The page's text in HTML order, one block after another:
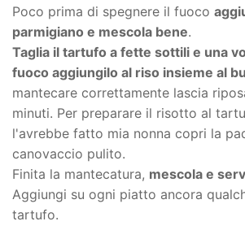
Poco prima di spegnere il fuoco
parmigiano e mescola bene.
Taglia il tartufo a fette sottili e una
fuoco aggiungilo al riso insieme al
mantecare correttamente lascia
minuti. Per preparare il risotto al
l'avrebbe fatto mia nonna copri la
canovaccio pulito.
Finita la mantecatura, mescola e
Aggiungi su ogni piatto ancora
tartufo.